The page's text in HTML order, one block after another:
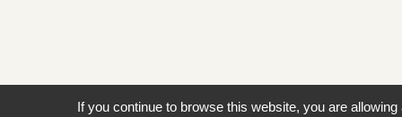
If you continue to browse this website, you are